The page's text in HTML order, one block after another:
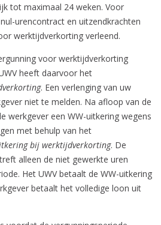
tot maximaal 24 weken. Voor
urencontract en uitzendkrachten
werktijdverkorting verleend.
voor werktijdverkorting
heeft daarvoor het
. Een verlenging van uw
niet te melden. Na afloop van de
werkgever een WW-uitkering wegens
met behulp van het
bij werktijdverkorting. De
alleen de niet gewerkte uren
Het UWV betaalt de WW-uitkering
betaalt het volledige loon uit